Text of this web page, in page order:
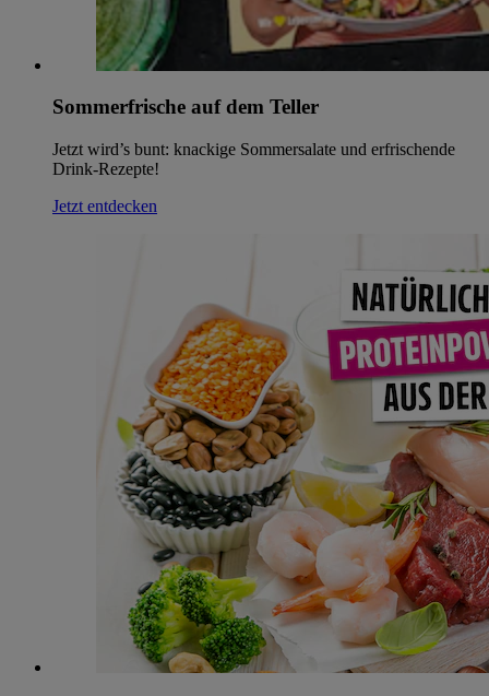
Sommerfrische auf dem Teller
Jetzt wird’s bunt: knackige Sommersalate und erfrischende
Drink-Rezepte!
Jetzt entdecken